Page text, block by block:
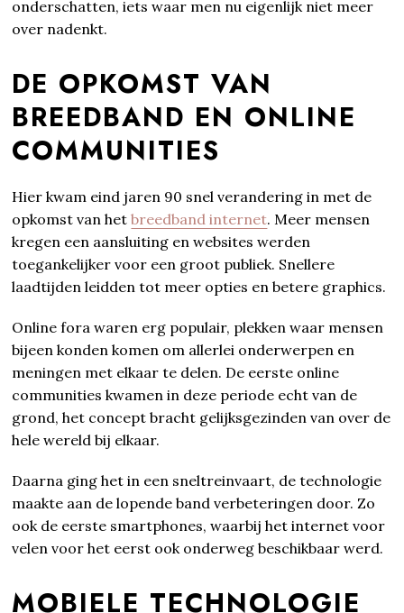
onderschatten, iets waar men nu eigenlijk niet meer
over nadenkt.
DE OPKOMST VAN
BREEDBAND EN ONLINE
COMMUNITIES
Hier kwam eind jaren 90 snel verandering in met de
opkomst van hetbreedband internet. Meer mensen
kregen een aansluiting en websites werden
toegankelijker voor een groot publiek. Snellere
laadtijden leidden tot meer opties en betere graphics.
Online fora waren erg populair, plekken waar mensen
bijeen konden komen om allerlei onderwerpen en
meningen met elkaar te delen. De eerste online
communities kwamen in deze periode echt van de
grond, het concept bracht gelijksgezinden van over de
hele wereld bij elkaar.
Daarna ging het in een sneltreinvaart, de technologie
maakte aan de lopende band verbeteringen door. Zo
ook de eerste smartphones, waarbij het internet voor
velen voor het eerst ook onderweg beschikbaar werd.
MOBIELE TECHNOLOGIE